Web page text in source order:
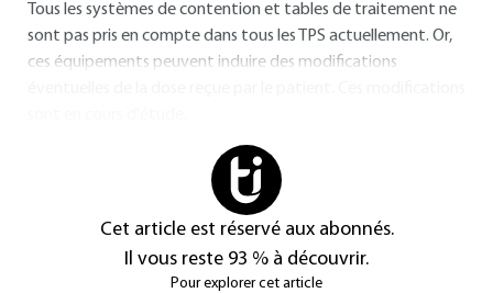
Tous les systèmes de contention et tables de traitement ne
sont pas pris en compte dans tous les TPS actuellement. Or,
ces équipements peuvent induire des modifications
Cet article est réservé aux abonnés.
Il vous reste 93 % à découvrir.
Pour explorer cet article